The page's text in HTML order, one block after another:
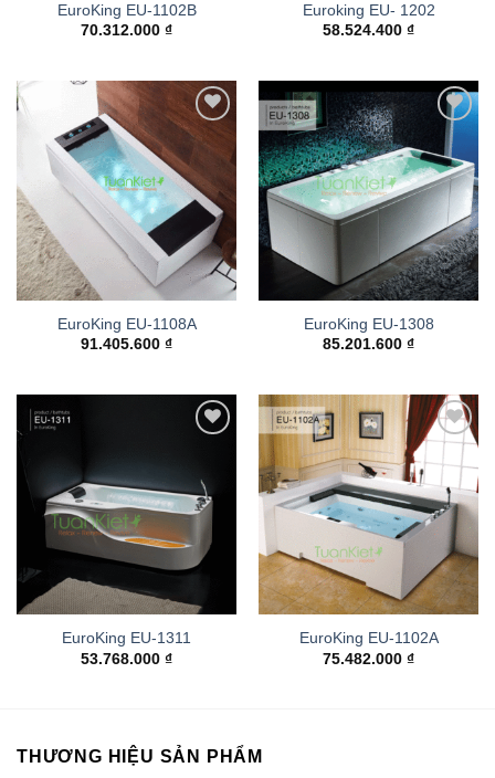
EuroKing EU-1102B
70.312.000 ₫
Euroking EU- 1202
58.524.400 ₫
Add to
wishlist
EuroKing EU-1108A
91.405.600 ₫
Add to
wishlist
EuroKing EU-1308
85.201.600 ₫
EuroKing EU-1311
53.768.000 ₫
wishlist
EuroKing EU-1102A
75.482.000 ₫
THƯƠNG HIỆU SẢN PHẨM